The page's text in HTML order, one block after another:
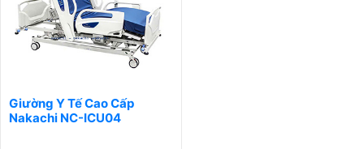
Giường Y Tế Cao Cấp
Nakachi NC-ICU04